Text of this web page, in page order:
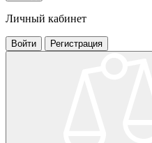
Личный кабинет
Войти Регистрация